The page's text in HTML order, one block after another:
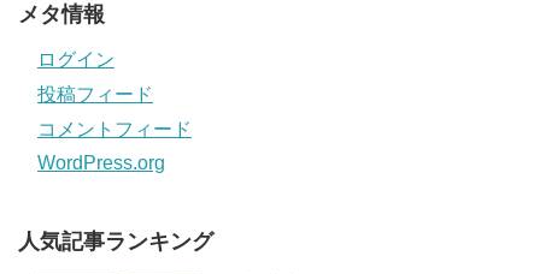
メタ情報
ログイン
投稿フィード
コメントフィード
WordPress.org
人気記事ランキング